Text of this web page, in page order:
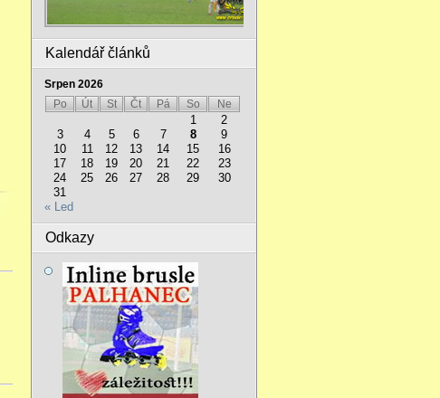
Kalendář článků
Srpen 2026
Po
Út St Čt Pá So Ne
1
2
3
4 5 6 7 8
9
10
11 12 13 14 15
16
17
18 19 20 21 22
23
24
25 26 27 28 29
30
31
« Led
Odkazy